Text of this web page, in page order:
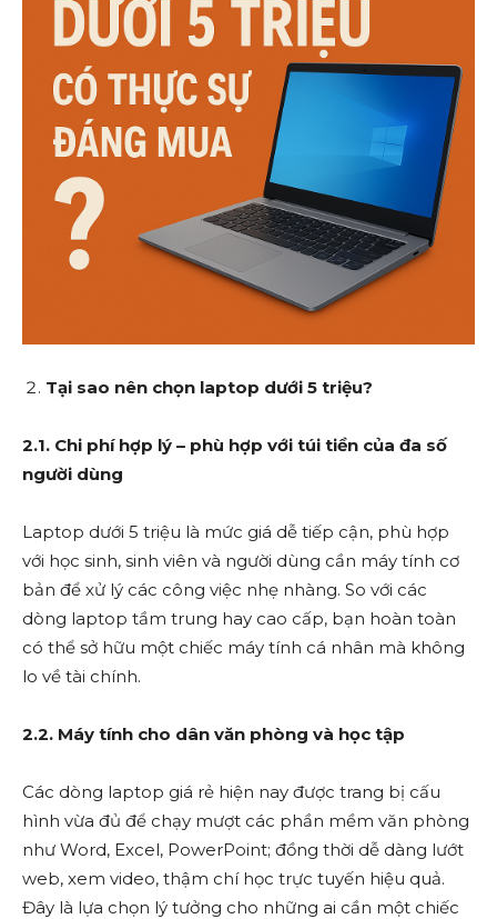
Tại sao nên chọn laptop dưới 5 triệu?
2.1. Chi phí hợp lý – phù hợp với túi tiền của đa số
người dùng
Laptop dưới 5 triệu là mức giá dễ tiếp cận, phù hợp
với học sinh, sinh viên và người dùng cần máy tính cơ
bản để xử lý các công việc nhẹ nhàng. So với các
dòng laptop tầm trung hay cao cấp, bạn hoàn toàn
có thể sở hữu một chiếc máy tính cá nhân mà không
lo về tài chính.
2.2. Máy tính cho dân văn phòng và học tập
Các dòng laptop giá rẻ hiện nay được trang bị cấu
hình vừa đủ để chạy mượt các phần mềm văn phòng
như Word, Excel, PowerPoint; đồng thời dễ dàng lướt
web, xem video, thậm chí học trực tuyến hiệu quả.
Đây là lựa chọn lý tưởng cho những ai cần một chiếc